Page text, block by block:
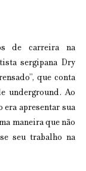
de carreira na
sergipana Dry
que conta
underground. Ao
era apresentar sua
maneira que não
seu trabalho na